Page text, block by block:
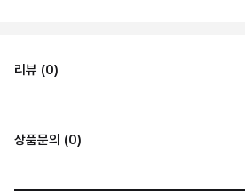
리뷰 (0)
상품문의 (0)